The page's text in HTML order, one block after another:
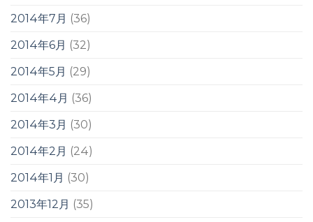
2014年7月 (36)
2014年6月 (32)
2014年5月 (29)
2014年4月 (36)
2014年3月 (30)
2014年2月 (24)
2014年1月 (30)
2013年12月 (35)